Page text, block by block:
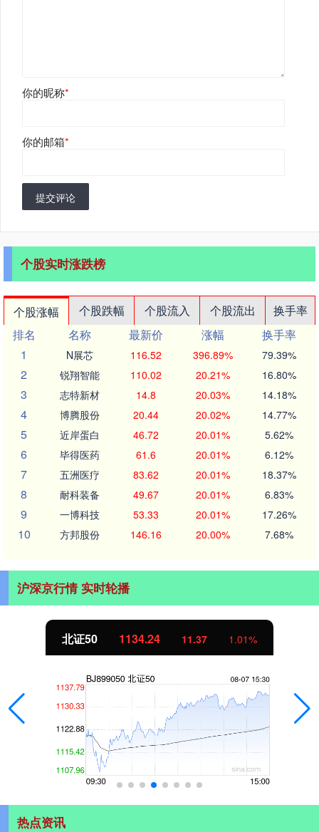
你的昵称*
你的邮箱*
提交评论
个股实时涨跌榜
个股涨幅 个股跌幅 个股流入 个股流出
换手率
排名
名称 最新价 涨幅
换手率
1
N展芯 116.52 396.89% 79.39%
2 锐翔智能 110.02 20.21% 16.80%
3 志特新材 14.8 20.03% 14.18%
4 博腾股份 20.44 20.02% 14.77%
5 近岸蛋白 46.72 20.01% 5.62%
6 毕得医药 61.6 20.01% 6.12%
7 五洲医疗 83.62 20.01% 18.37%
8 耐科装备 49.67 20.01% 6.83%
9 一博科技 53.33 20.01% 17.26%
10 方邦股份 146.16 20.00% 7.68%
沪深京行情 实时轮播
北证50 1134.24 11.37 1.01%
热点资讯